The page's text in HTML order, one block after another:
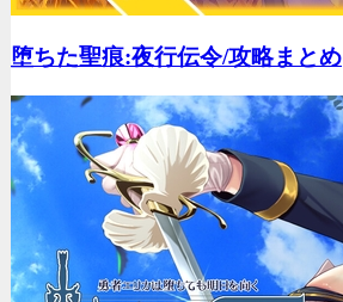
堕ちた聖痕:夜行伝令/攻略まとめ